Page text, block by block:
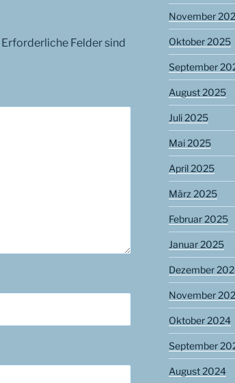
Erforderliche Felder sind
November
Oktober 2025
September
August 2025
Juli 2025
Mai 2025
April 2025
März 2025
Februar 2025
Januar 2025
Dezember
November
Oktober 2024
September
August 2024